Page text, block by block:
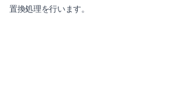
置換処理を行います。